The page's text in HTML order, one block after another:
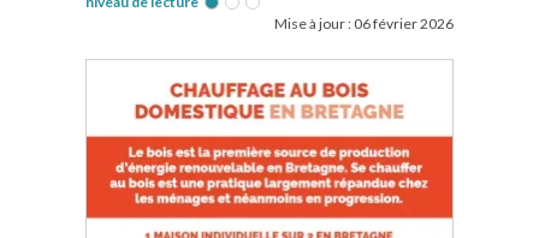
Mise à jour : 06 février 2026